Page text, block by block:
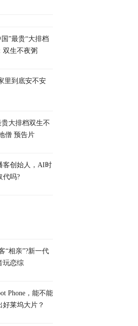
”最贵“大排档
双生不夜粥
里到底安不安
大排档双生不
僧 预告片
客创始人，AI时
代吗?
“相亲”?新一代
玩恋综
Phone，能不能
好莱坞大片？